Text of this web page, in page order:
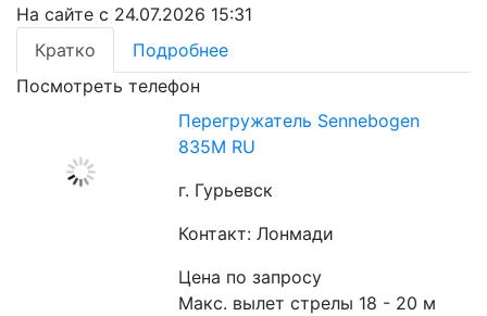
На сайте с 24.07.2026 15:31
Кратко
Подробнее
Посмотреть телефон
Перегружатель Sennebogen
835M RU
г. Гурьевск
Контакт: Лонмади
Цена по запросу
Макс. вылет стрелы 18 - 20 м